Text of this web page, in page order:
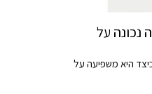
נכונה על
היא משפיעה על